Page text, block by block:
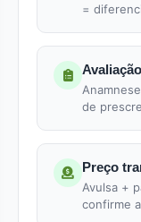
=
de
Preço
Avulsa +
confirme